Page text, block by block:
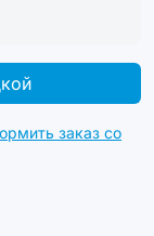
заказ со